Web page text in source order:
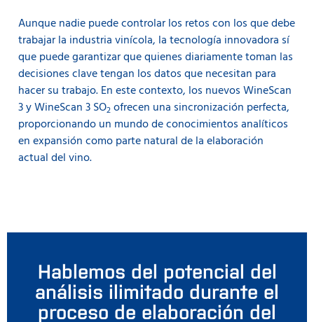
Aunque nadie puede controlar los retos con los que debe
trabajar la industria vinícola, la tecnología innovadora sí
que puede garantizar que quienes diariamente toman las
decisiones clave tengan los datos que necesitan para
hacer su trabajo. En este contexto, los nuevos WineScan
3 y WineScan 3 SO2 ofrecen una sincronización perfecta,
proporcionando un mundo de conocimientos analíticos
en expansión como parte natural de la elaboración
actual del vino.
Hablemos del potencial del
análisis ilimitado durante el
proceso de elaboración del